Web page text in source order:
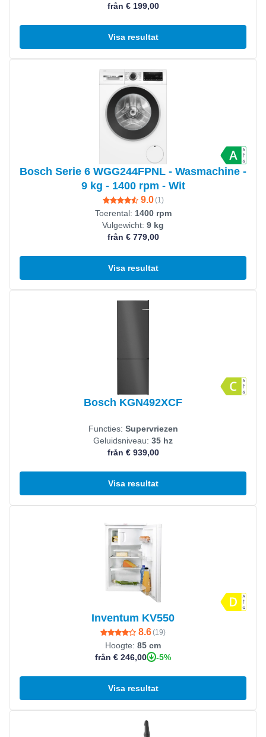
från € 199,00
Visa resultat
Bosch Serie 6 WGG244FPNL - Wasmachine -
9 kg - 1400 rpm - Wit
9.0(1 )
Toerental: 1400 rpm
Vulgewicht: 9 kg
från € 779,00
Visa resultat
Bosch KGN492XCF
Functies: Supervriezen
Geluidsniveau: 35 hz
från € 939,00
Visa resultat
Inventum KV550
8.6(19)
Hoogte: 85 cm
från € 246,00
-5%
Visa resultat